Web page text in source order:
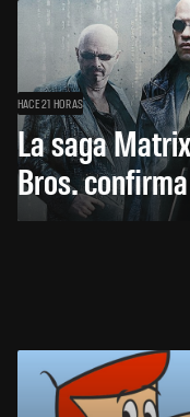
HACE 21 HORAS
La saga
Bros.